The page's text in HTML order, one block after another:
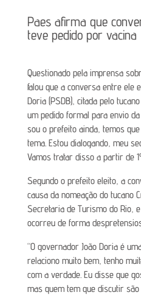
Paes afirma que
teve pedido por vacina
Questionado pela imprensa
falou que a conversa entre ele
Doria (PSDB), citada pelo
um pedido formal para envio da
sou o prefeito ainda, temos
tema. Estou dialogando, meu
Vamos tratar disso a partir de
Segundo o prefeito eleito, a
causa da nomeação do tucano
Secretaria de Turismo do Rio,
ocorreu de forma
“O governador João Doria é
relaciono muito bem, tenho
com a verdade. Eu disse que
mas quem tem que discutir